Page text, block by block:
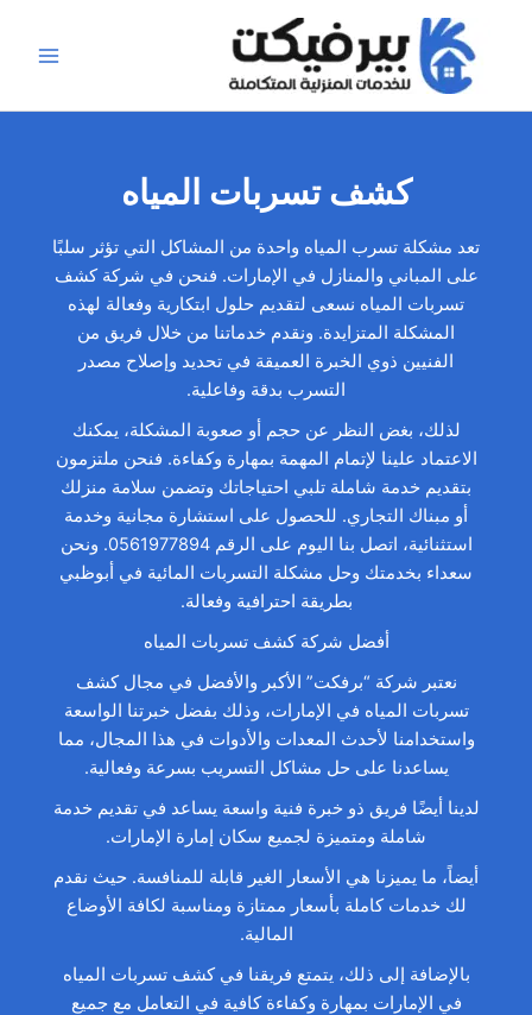
المحتوى
كشف تسربات المياه
تعد مشكلة تسرب المياه واحدة من المشاكل التي تؤثر سلبًا
على المباني والمنازل في الإمارات. فنحن في شركة كشف
تسربات المياه نسعى لتقديم حلول ابتكارية وفعالة لهذه
المشكلة المتزايدة. ونقدم خدماتنا من خلال فريق من
الفنيين ذوي الخبرة العميقة في تحديد وإصلاح مصدر
التسرب بدقة وفاعلية.
لذلك، بغض النظر عن حجم أو صعوبة المشكلة، يمكنك
الاعتماد علينا لإتمام المهمة بمهارة وكفاءة. فنحن ملتزمون
بتقديم خدمة شاملة تلبي احتياجاتك وتضمن سلامة منزلك
أو مبناك التجاري. للحصول على استشارة مجانية وخدمة
استثنائية، اتصل بنا اليوم على الرقم 0561977894. ونحن
سعداء بخدمتك وحل مشكلة التسربات المائية في أبوظبي
بطريقة احترافية وفعالة.
أفضل شركة كشف تسربات المياه
نعتبر شركة “برفكت” الأكبر والأفضل في مجال كشف
تسربات المياه في الإمارات، وذلك بفضل خبرتنا الواسعة
واستخدامنا لأحدث المعدات والأدوات في هذا المجال، مما
يساعدنا على حل مشاكل التسريب بسرعة وفعالية.
لدينا أيضًا فريق ذو خبرة فنية واسعة يساعد في تقديم خدمة
شاملة ومتميزة لجميع سكان إمارة الإمارات.
أيضاً، ما يميزنا هي الأسعار الغير قابلة للمنافسة. حيث نقدم
لك خدمات كاملة بأسعار ممتازة ومناسبة لكافة الأوضاع
المالية.
بالإضافة إلى ذلك، يتمتع فريقنا في كشف تسربات المياه
في الإمارات بمهارة وكفاءة كافية في التعامل مع جميع